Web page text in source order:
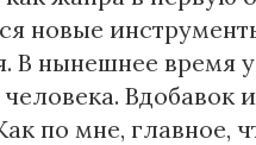
новые
В нынешнее время
Вдобавок
по мне, главное,